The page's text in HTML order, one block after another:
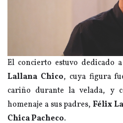
El concierto estuvo dedicado
Lallana Chico, cuya figura
cariño durante la velada, y
homenaje a sus padres, Félix
Chica Pacheco.